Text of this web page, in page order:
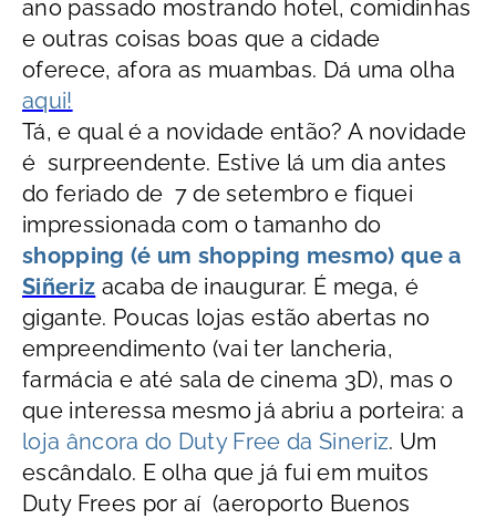
ano passado mostrando hotel, comidinhas
e outras coisas boas que a cidade
oferece, afora as muambas. Dá uma olha
aqui!
Tá, e qual é a novidade então? A novidade
é surpreendente. Estive lá um dia antes
do feriado de 7 de setembro e fiquei
impressionada com o tamanho do
shopping (é um shopping mesmo) que a
Siñeriz acaba de inaugurar. É mega, é
gigante. Poucas lojas estão abertas no
empreendimento (vai ter lancheria,
farmácia e até sala de cinema 3D), mas o
que interessa mesmo já abriu a porteira: a
loja âncora do Duty Free da Sineriz. Um
escândalo. E olha que já fui em muitos
Duty Frees por aí (aeroporto Buenos